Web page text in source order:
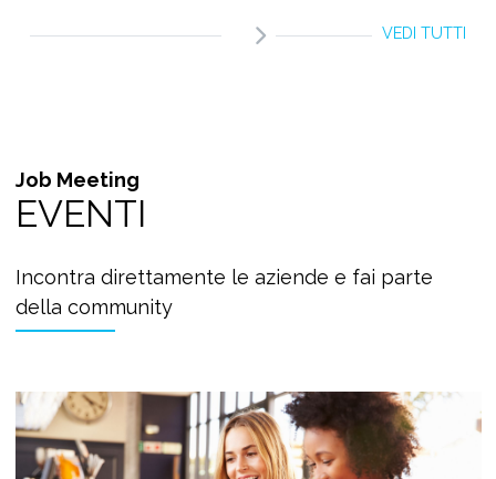
VEDI TUTTI
Job Meeting
EVENTI
Incontra direttamente le aziende e fai parte
della community